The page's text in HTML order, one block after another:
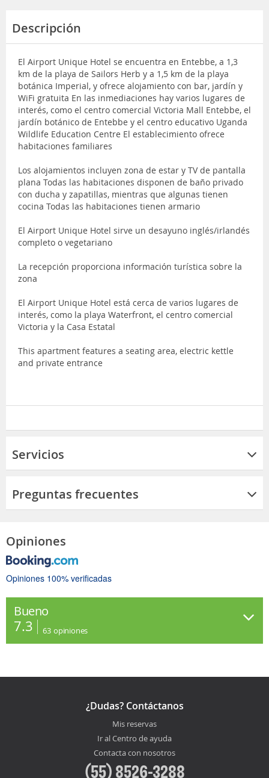
Descripción
El Airport Unique Hotel se encuentra en Entebbe, a 1,3
km de la playa de Sailors Herb y a 1,5 km de la playa
botánica Imperial, y ofrece alojamiento con bar, jardín y
WiFi gratuita En las inmediaciones hay varios lugares de
interés, como el centro comercial Victoria Mall Entebbe, el
jardín botánico de Entebbe y el centro educativo Uganda
Wildlife Education Centre El establecimiento ofrece
habitaciones familiares
Los alojamientos incluyen zona de estar y TV de pantalla
plana Todas las habitaciones disponen de baño privado
con ducha y zapatillas, mientras que algunas tienen
cocina Todas las habitaciones tienen armario
El Airport Unique Hotel sirve un desayuno inglés/irlandés
completo o vegetariano
La recepción proporciona información turística sobre la
zona
El Airport Unique Hotel está cerca de varios lugares de
interés, como la playa Waterfront, el centro comercial
Victoria y la Casa Estatal
This apartment features a seating area, electric kettle
and private entrance
Servicios
Preguntas frecuentes
Opiniones
Opiniones 100% verificadas
Bueno
7.3 63 opiniones
¿Dudas? Contáctanos
Mis reservas
Ir al Centro de ayuda
Contacta con nosotros
(55) 8526-3288